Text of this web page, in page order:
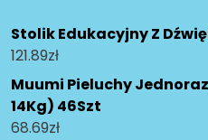
Stolik Edukacyjny Z
121.89zł
Muumi Pieluchy
14Kg) 46Szt
68.69zł